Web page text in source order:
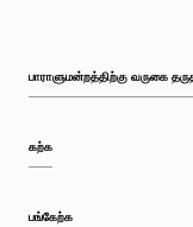
பாராளுமன்றத்திற்கு வருகை
கற்க
பங்கேற்க